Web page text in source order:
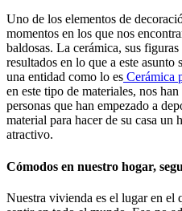
Uno de los elementos de
momentos en los que nos
baldosas. La cerámica, sus
resultados en lo que a este
una entidad como lo es Cerámica
en este tipo de materiales, nos
personas que han empezado a
material para hacer de su casa un
atractivo.
Cómodos en nuestro hogar,
Nuestra vivienda es el lugar en el